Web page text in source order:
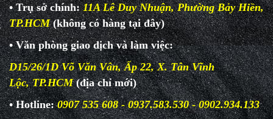
• Trụ sở chính:11A Lê Duy Nhuận, Phường Bảy Hiền,
TP.HCM (không có hàng tại đây)
• Văn phòng giao dịch và làmviệc:
D15/26/1D Võ Văn Vân, Ấp 22, X. Tân Vĩnh
Lộc, TP.HCM(địa chỉ mới)
• Hotline:0907 535 608 - 0937.583.530 - 0902.934.133